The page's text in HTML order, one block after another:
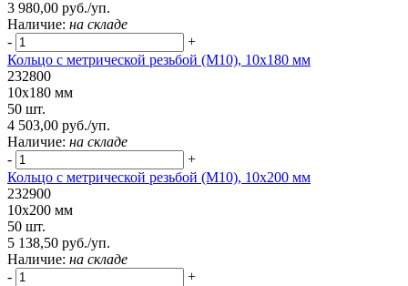
3 980,00 руб./уп.
Наличие: на складе
-
+
Кольцо с метрической резьбой (М10), 10х180 мм
232800
10х180 мм
50 шт.
4 503,00 руб./уп.
Наличие: на складе
-
+
Кольцо с метрической резьбой (М10), 10х200 мм
232900
10х200 мм
50 шт.
5 138,50 руб./уп.
Наличие: на складе
-
+